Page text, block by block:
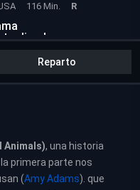
116 Min. R
Reparto
Animals), una historia
primera parte nos
(Amy Adams). que